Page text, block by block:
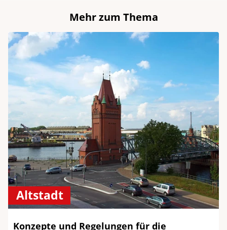
Mehr zum Thema
Altstadt
Konzepte und Regelungen für die